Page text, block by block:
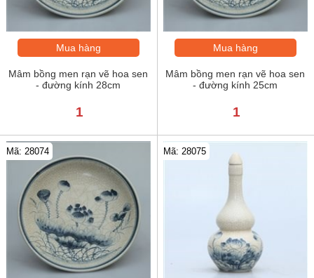
Mua hàng
Mâm bồng men rạn vẽ hoa sen
- đường kính 28cm
1
Mua hàng
Mâm bồng men rạn vẽ hoa sen
- đường kính 25cm
1
Mã: 28074 Mã: 28075